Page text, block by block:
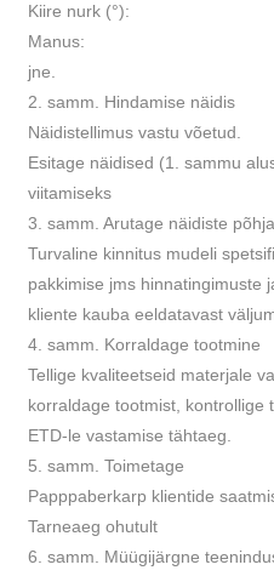
Kiire nurk (°):
Manus:
jne.
2. samm. Hindamise näidis
Näidistellimus vastu võetud.
Esitage näidised (1. sammu
viitamiseks
3. samm. Arutage näidiste
Turvaline kinnitus mudeli
pakkimise jms hinnatingimuste
kliente kauba eeldatavast
4. samm. Korraldage tootmine
Tellige kvaliteetseid materjale
korraldage tootmist, kontrollige
ETD-le vastamise tähtaeg.
5. samm. Toimetage
Papppaberkarp klientide
Tarneaeg ohutult
6. samm. Müügijärgne